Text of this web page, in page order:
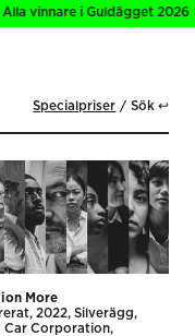
i Guldägget 2026 >
Specialpriser Sök ↩
More
2022 Silverägg
Car Corporation